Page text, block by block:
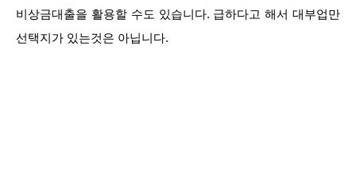
비상금대출을 활용할 수도 있습니다. 급하다고 해서 대부업만
선택지가 있는것은 아닙니다.